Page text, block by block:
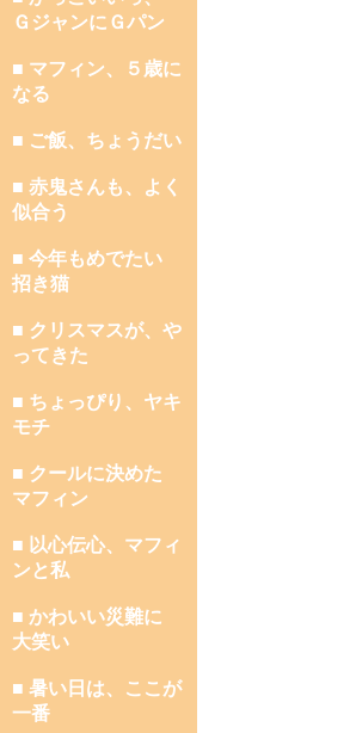
ＧジャンにＧパン
■ マフィン、５歳に
なる
■ ご飯、ちょうだい
■ 赤鬼さんも、よく
似合う
■ 今年もめでたい
招き猫
■ クリスマスが、や
ってきた
■ ちょっぴり、ヤキ
モチ
■ クールに決めた
マフィン
■ 以心伝心、マフィ
ンと私
■ かわいい災難に
大笑い
■ 暑い日は、ここが
一番